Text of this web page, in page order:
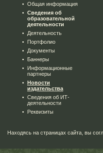
Общая информация
Сведения об
образовательной
деятельности
Деятельность
Портфолио
Документы
Баннеры
Информационные
партнеры
Новости
издательства
Сведения об ИТ-
деятельности
Реквизиты
Находясь на страницах сайта, вы